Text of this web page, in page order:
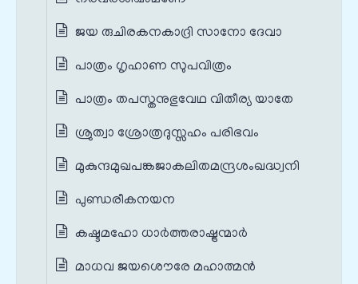
ജയ രുചിരകനകാദ്രി സാനോ ദേവാ
പാത്രം ഗൃഹാണ സുപവിത്രം
പാത്രം തപസ്തനുഭുവേഥ വിതീര്യ യാതേ
ശ്രുത്വാ ശ്രോത്രദുസ്സഹം പരിഭവം
മുകുന്ദമുഖപങ്കജാകലിതമന്ദ്രശംഖദ്ധ്വനി
പുണ്ഡരീകനയന
കഷ്ടമഹോ ധാര്‍ത്തരാഷ്ട്രന്മാര്‍
മാധവ ജയശൌരേ മഹാത്മന്‍